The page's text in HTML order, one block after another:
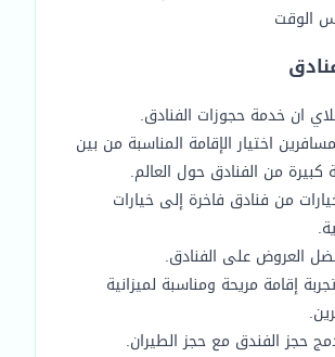
الوقت
ان خدمة حجوزات الفنادق.
اختيار الإقامة المناسبة من بين
من الفنادق حول العالم.
من فنادق فاخرة إلى خيارات
العروض على الفنادق.
إقامة مريحة ومناسبة لميزانية
حجز الفندق مع حجز الطيران.